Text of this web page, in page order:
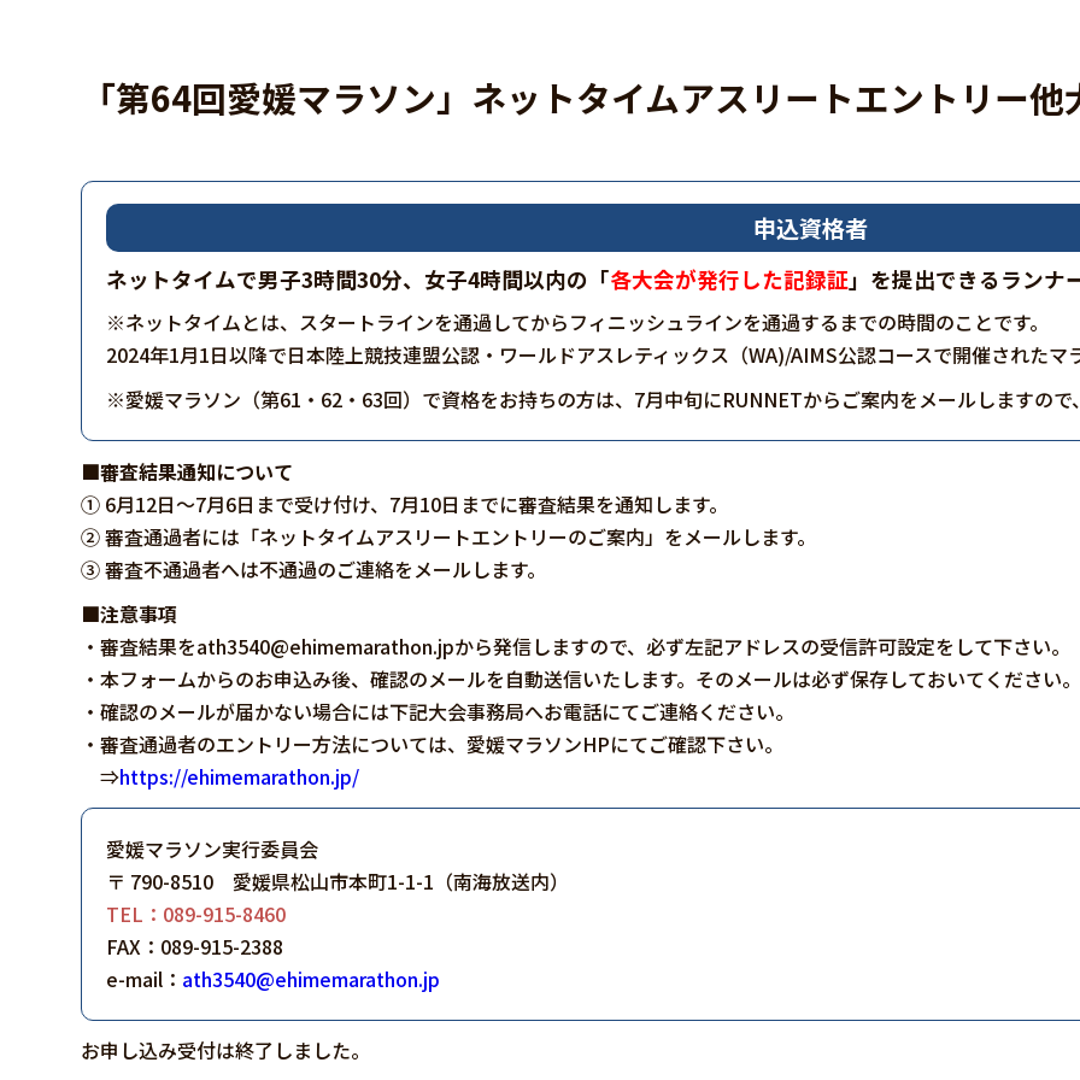
「第64回愛媛マラソン」ネットタイムアスリートエントリー
申込資格者
ネットタイムで男子3時間30分、女子4時間以内の「各大会が発行した記録証 」を提出できるランナ
※ネットタイムとは、スタートラインを通過してからフィニッシュラインを通過するまでの時間のことです。
2024年1月1日以降で日本陸上競技連盟公認・ワールドアスレティックス（WA)/AIMS公認コースで開催されたマ
※愛媛マラソン（第61・62・63回）で資格をお持ちの方は、7月中旬にRUNNETからご案内をメールしますので
■審査結果通知について
① 6月12日～7月6日まで受け付け、7月10日までに審査結果を通知します。
② 審査通過者には「ネットタイムアスリートエントリーのご案内」をメールします。
③ 審査不通過者へは不通過のご連絡をメールします。
■注意事項
・審査結果をath3540@ehimemarathon.jpから発信しますので、必ず左記アドレスの受信許可設定をして下さい。
・本フォームからのお申込み後、確認のメールを自動送信いたします。そのメールは必ず保存しておいてください
・確認のメールが届かない場合には下記大会事務局へお電話にてご連絡ください。
・審査通過者のエントリー方法については、愛媛マラソンHPにてご確認下さい。
⇒https://ehimemarathon.jp/
愛媛マラソン実行委員会
〒 790-8510 愛媛県松山市本町1-1-1（南海放送内）
TEL：089-915-8460
FAX：089-915-2388
e-mail： ath3540@ehimemarathon.jp
お申し込み受付は終了しました。